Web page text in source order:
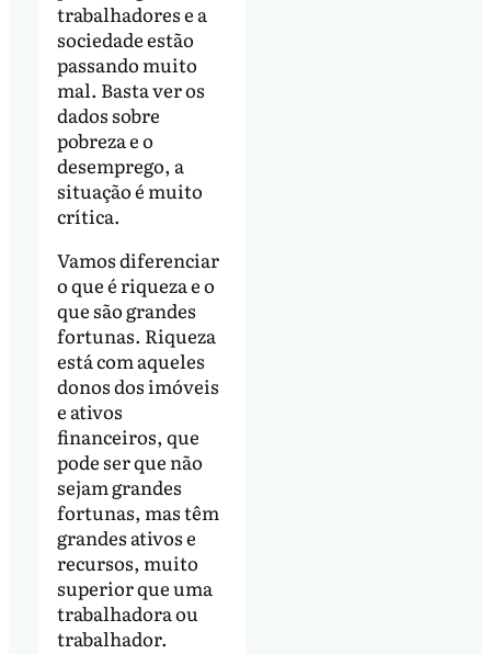
trabalhadores e a
sociedade estão
passando muito
mal. Basta ver os
dados sobre
pobreza e o
desemprego, a
situação é muito
crítica.
Vamos diferenciar
o que é riqueza e o
que são grandes
fortunas. Riqueza
está com aqueles
donos dos imóveis
e ativos
financeiros, que
pode ser que não
sejam grandes
fortunas, mas têm
grandes ativos e
recursos, muito
superior que uma
trabalhadora ou
trabalhador.